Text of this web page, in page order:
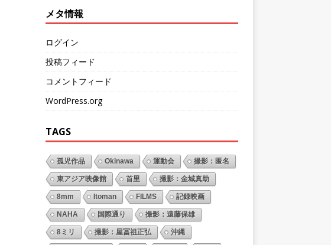
メタ情報
ログイン
投稿フィード
コメントフィード
WordPress.org
TAGS
孤児作品 Okinawa 運動会 撮影：匿名
東アジア映像館 首里 撮影：金城真助
8mm Itoman FILMS 記録映画
NAHA 国際通り 撮影：遠藤保雄
8ミリ 撮影：屋冨祖正弘 沖縄